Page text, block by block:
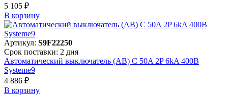
5 105 ₽
В корзинy
Артикул: S9F22250
Срок поставки: 2 дня
Автоматический выключатель (АВ) C 50A 2P 6kA 400В
Systeme9
4 886 ₽
В корзинy